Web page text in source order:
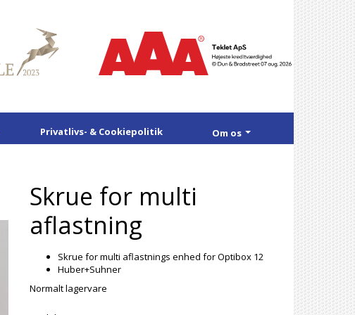
Privatlivs- & Cookiepolitik Om os
Skrue for multi
aflastning
Skrue for multi aflastnings enhed for Optibox 12
Huber+Suhner
Normalt lagervare